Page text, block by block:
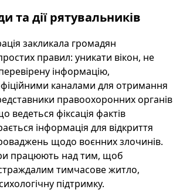
та дії рятувальників
закликала громадян
правил: уникати вікон, не
інформацію,
каналами для отримання
правоохоронних органів
ведеться фіксація фактів
інформація для відкриття
щодо воєнних злочинів.
працюють над тим, щоб
тимчасове житло,
підтримку.